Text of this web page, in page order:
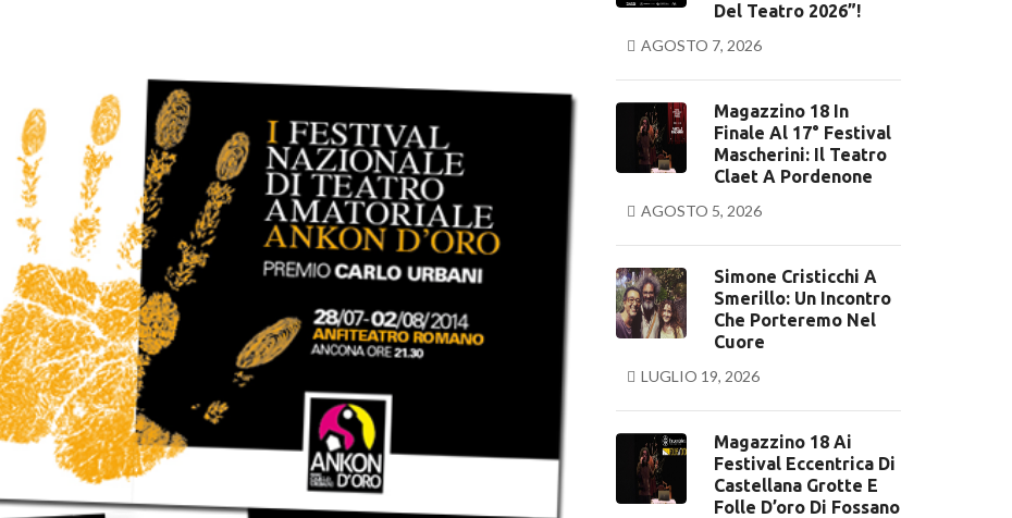
Del Teatro 2026”!
AGOSTO 7, 2026
Magazzino 18 In
Finale Al 17° Festival
Mascherini: Il Teatro
Claet A Pordenone
AGOSTO 5, 2026
Simone Cristicchi A
Smerillo: Un Incontro
Che Porteremo Nel
Cuore
LUGLIO 19, 2026
Magazzino 18 Ai
Festival Eccentrica Di
Castellana Grotte E
Folle D’oro Di Fossano